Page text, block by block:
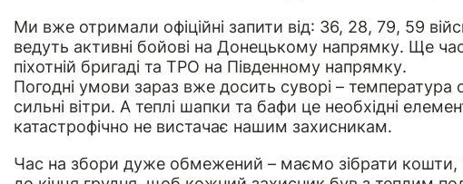
Ми вже отримали офіційні запити від: 36, 28, 79, 59
ведуть активні бойові на Донецькому напрямку. Ще
піхотній бригаді та ТРО на Південному напрямку.
Погодні умови зараз вже досить суворі –
сильні вітри. А теплі шапки та бафи це необхідні
катастрофічно не вистачає нашим захисникам.
Час на збори дуже обмежений – маємо зібрати кошти,